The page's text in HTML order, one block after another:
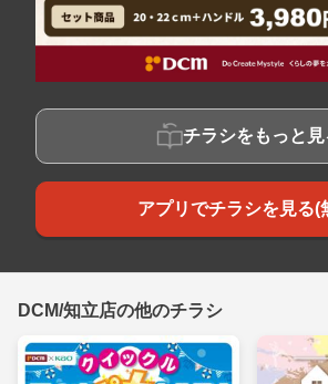
チラシをもっと見
アプリでチラシを見る(
DCM/知立店の他のチラシ